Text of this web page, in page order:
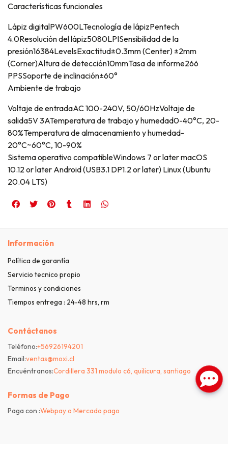
Características funcionales
Lápiz digitalPW600LTecnología de lápizPentech
4.0Resolución del lápiz5080LPISensibilidad de la
presión16384LevelsExactitud±0.3mm (Center) ±2mm
(Corner)Altura de detección10mmTasa de informe266
PPSSoporte de inclinación±60°
Ambiente de trabajo
Voltaje de entradaAC 100-240V, 50/60HzVoltaje de
salida5V 3ATemperatura de trabajo y humedad0-40°C, 20-
80%Temperatura de almacenamiento y humedad-
20°C~60°C, 10-90%
Sistema operativo compatibleWindows 7 or later macOS
10.12 or later Android (USB3.1 DP1.2 or later) Linux (Ubuntu
20.04 LTS)
Información
Política de garantía
Servicio tecnico propio
Terminos y condiciones
Tiempos entrega : 24-48 hrs, rm
Contáctanos
Teléfono:+56926194201
Email:ventas@moxi.cl
Encuéntranos:Cordillera 331 modulo c6, quilicura, santiago
Formas de Pago
Paga con :Webpay o Mercado pago